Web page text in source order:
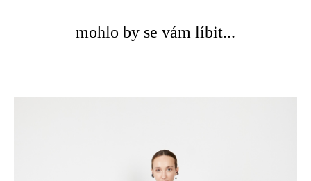
mohlo by se vám líbit...